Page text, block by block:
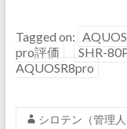
Tagged on:
pro評価
SHR-
AQUOSR8pro
シロテン（管理人